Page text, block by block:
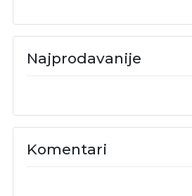
Najprodavanije
Komentari